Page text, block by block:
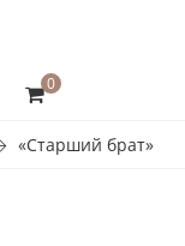
0
«Старший брат»